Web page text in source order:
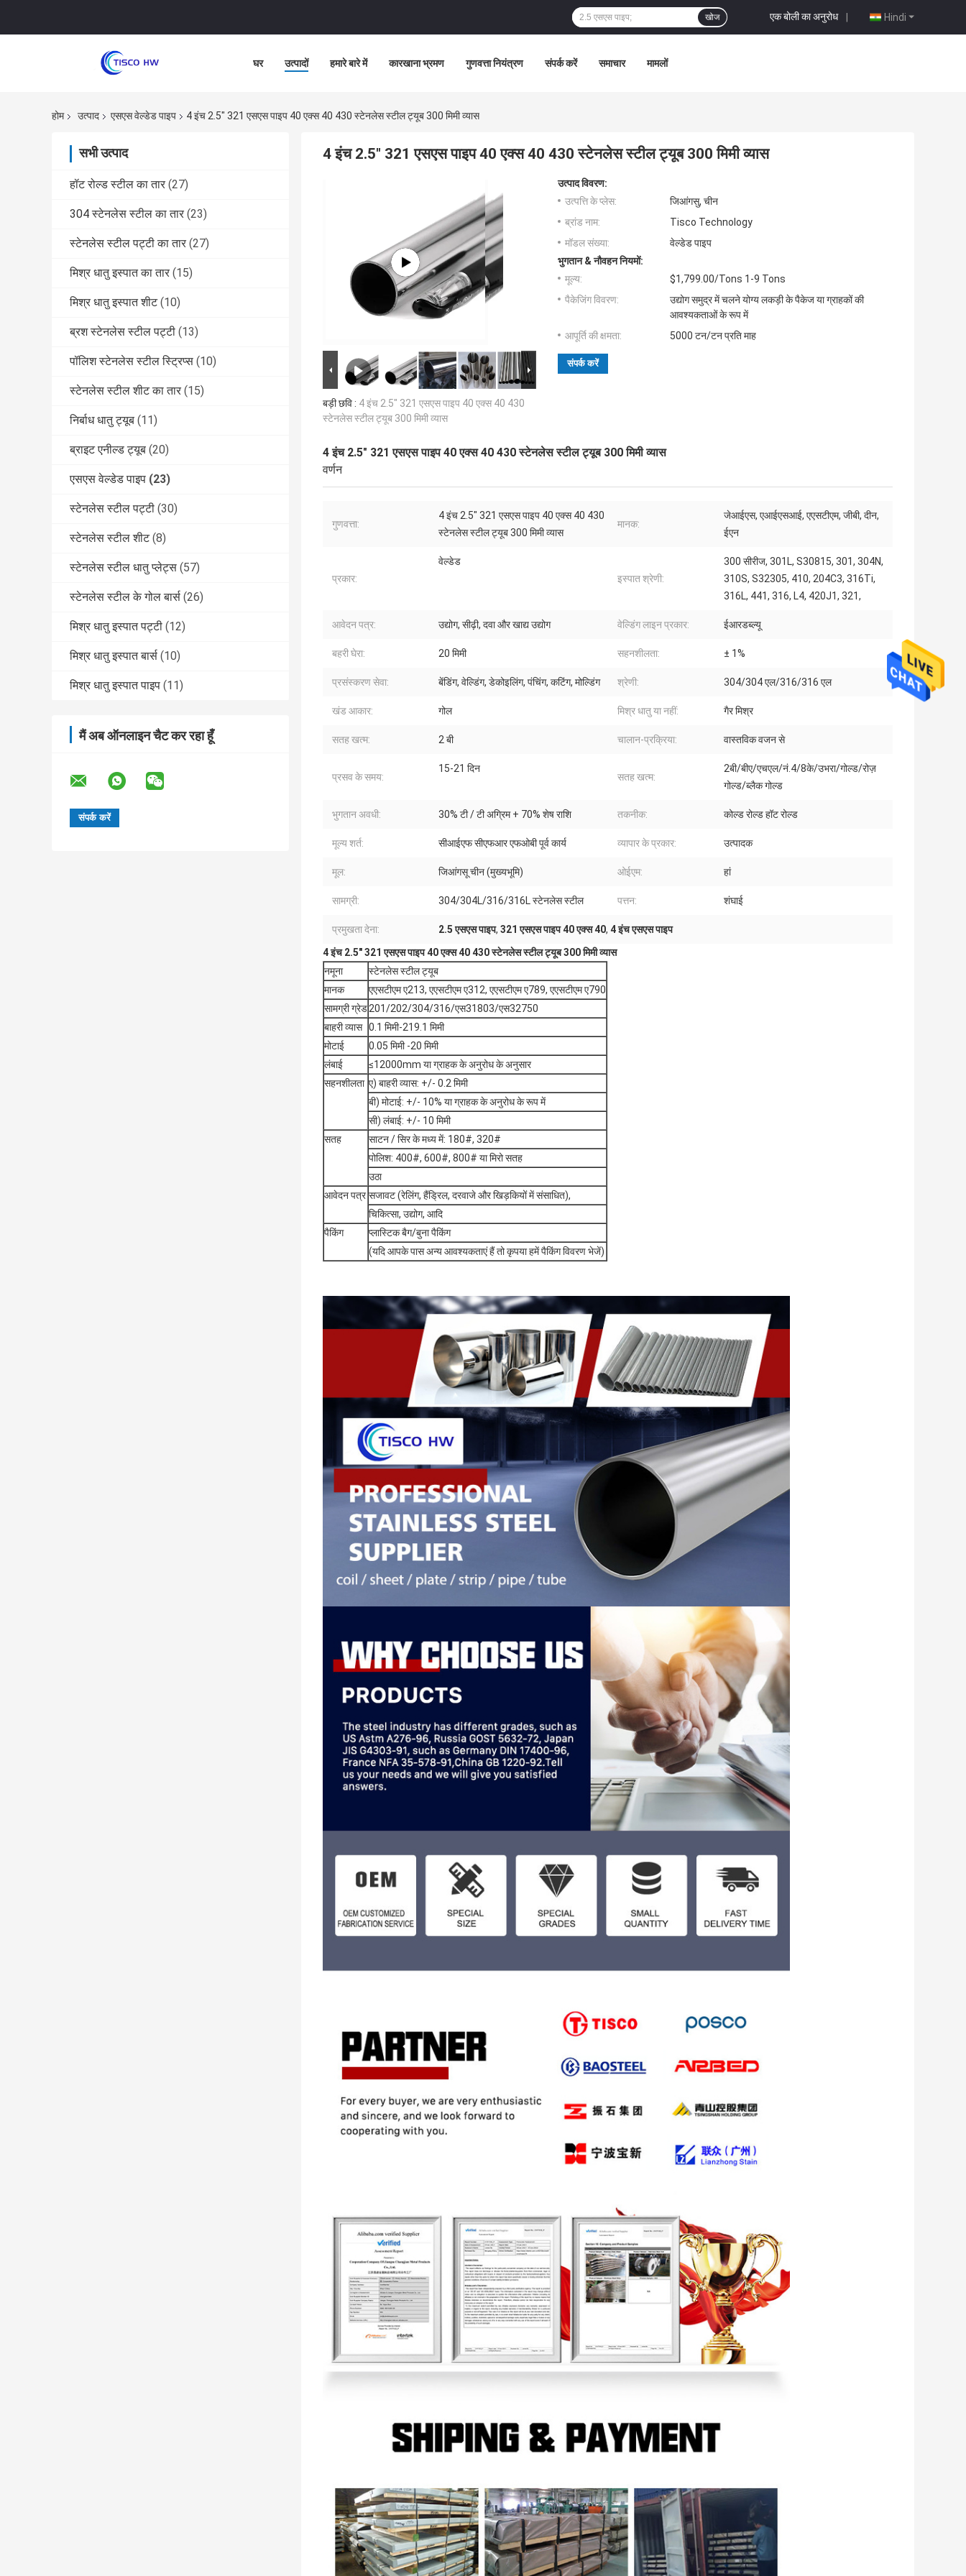
Hindi
एक बोली का अनुरोध |
खोज
घर उत्पादों हमारे बारे में कारखाना भ्रमण गुणवत्ता नियंत्रण संपर्क करें समाचार मामलों
होम उत्पाद एसएस वेल्डेड पाइप 4 इंच 2.5" 321 एसएस पाइप 40 एक्स 40 430 स्टेनलेस स्टील ट्यूब 300 मिमी व्यास
सभी उत्पाद
हॉट रोल्ड स्टील का तार (27)
304 स्टेनलेस स्टील का तार (23)
स्टेनलेस स्टील पट्टी का तार (27)
मिश्र धातु इस्पात का तार (15)
मिश्र धातु इस्पात शीट (10)
ब्रश स्टेनलेस स्टील पट्टी (13)
पॉलिश स्टेनलेस स्टील स्ट्रिप्स (10)
स्टेनलेस स्टील शीट का तार (15)
निर्बाध धातु ट्यूब (11)
ब्राइट एनील्ड ट्यूब (20)
एसएस वेल्डेड पाइप (23)
स्टेनलेस स्टील पट्टी (30)
स्टेनलेस स्टील शीट (8)
स्टेनलेस स्टील धातु प्लेट्स (57)
स्टेनलेस स्टील के गोल बार्स (26)
मिश्र धातु इस्पात पट्टी (12)
मिश्र धातु इस्पात बार्स (10)
मिश्र धातु इस्पात पाइप (11)
मैं अब ऑनलाइन चैट कर रहा हूँ
4 इंच 2.5" 321 एसएस पाइप 40 एक्स 40 430 स्टेनलेस स्टील ट्यूब 300 मिमी व्यास
बड़ी छवि : 4 इंच 2.5" 321 एसएस पाइप 40 एक्स 40 430
स्टेनलेस स्टील ट्यूब 300 मिमी व्यास
उत्पाद विवरण:
उत्पत्ति के प्लेस:
जिआंगसु, चीन
ब्रांड नाम:
Tisco Technology
मॉडल संख्या:
वेल्डेड पाइप
भुगतान & नौवहन नियमों:
मूल्य:
$1,799.00/Tons 1-9 Tons
पैकेजिंग विवरण:
उद्योग समुद्र में चलने योग्य लकड़ी के पैकेज या ग्राहकों की
आवश्यकताओं के रूप में
आपूर्ति की क्षमता:
5000 टन/टन प्रति माह
संपर्क करें
4 इंच 2.5" 321 एसएस पाइप 40 एक्स 40 430 स्टेनलेस स्टील ट्यूब 300 मिमी व्यास
वर्णन
गुणवत्ता:
4 इंच 2.5" 321 एसएस पाइप 40 एक्स 40 430
स्टेनलेस स्टील ट्यूब 300 मिमी व्यास
मानक:
जेआईएस, एआईएसआई, एएसटीएम, जीबी, दीन,
ईएन
प्रकार:
वेल्डेड
इस्पात श्रेणी:
300 सीरीज, 301L, S30815, 301, 304N,
310S, S32305, 410, 204C3, 316Ti,
316L, 441, 316, L4, 420J1, 321,
आवेदन पत्र: उद्योग, सीढ़ी, दवा और खाद्य उद्योग वेल्डिंग लाइन प्रकार: ईआरडब्ल्यू
बहरी घेरा: 20 मिमी सहनशीलता: ± 1%
प्रसंस्करण सेवा: बेंडिंग, वेल्डिंग, डेकोइलिंग, पंचिंग, कटिंग, मोल्डिंग श्रेणी: 304/304 एल/316/316 एल
खंड आकार: गोल मिश्र धातु या नहीं: गैर मिश्र
सतह खत्म: 2 बी चालान-प्रक्रिया: वास्तविक वजन से
प्रसव के समय:
15-21 दिन
सतह खत्म:
2बी/बीए/एचएल/नं.4/8के/उभरा/गोल्ड/रोज़
गोल्ड/ब्लैक गोल्ड
भुगतान अवधी: 30% टी / टी अग्रिम + 70% शेष राशि तकनीक: कोल्ड रोल्ड हॉट रोल्ड
मूल्य शर्त: सीआईएफ सीएफआर एफओबी पूर्व कार्य व्यापार के प्रकार: उत्पादक
मूल: जिआंगसू चीन (मुख्यभूमि) ओईएम: हां
सामग्री: 304/304L/316/316L स्टेनलेस स्टील पत्तन: शंघाई
प्रमुखता देना: 2.5 एसएस पाइप, 321 एसएस पाइप 40 एक्स 40, 4 इंच एसएस पाइप
4 इंच 2.5" 321 एसएस पाइप 40 एक्स 40 430 स्टेनलेस स्टील ट्यूब 300 मिमी व्यास
नमूना
स्टेनलेस स्टील ट्यूब
मानक
एएसटीएम ए213, एएसटीएम ए312, एएसटीएम ए789, एएसटीएम ए790
सामग्री ग्रेड201/202/304/316/एस31803/एस32750
बाहरी व्यास 0.1 मिमी-219.1 मिमी
मोटाई
0.05 मिमी -20 मिमी
लंबाई
≤12000mm या ग्राहक के अनुरोध के अनुसार
सहनशीलता ए) बाहरी व्यास: +/- 0.2 मिमी
बी) मोटाई: +/- 10% या ग्राहक के अनुरोध के रूप में
सी) लंबाई: +/- 10 मिमी
सतह
साटन / सिर के मध्य में: 180#, 320#
पोलिश: 400#, 600#, 800# या मिरो सतह
उठा
आवेदन पत्र सजावट (रेलिंग, हैंड्रिल, दरवाजे और खिड़कियों में संसाधित),
चिकित्सा, उद्योग, आदि
पैकिंग
प्लास्टिक बैग/बुना पैकिंग
(यदि आपके पास अन्य आवश्यकताएं हैं तो कृपया हमें पैकिंग विवरण भेजें)